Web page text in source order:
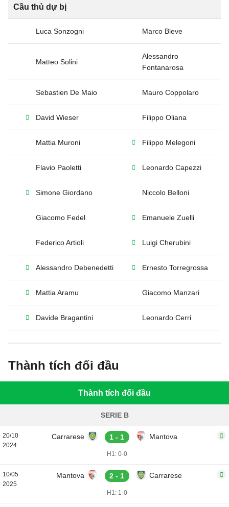
Cầu thủ dự bị
Luca Sonzogni Marco Bleve
Matteo Solini
Alessandro
Fontanarosa
Sebastien De Maio Mauro Coppolaro
David Wieser Filippo Oliana
Mattia Muroni Filippo Melegoni
Flavio Paoletti Leonardo Capezzi
Simone Giordano Niccolo Belloni
Giacomo Fedel Emanuele Zuelli
Federico Artioli Luigi Cherubini
Alessandro Debenedetti Ernesto Torregrossa
Mattia Aramu Giacomo Manzari
Davide Bragantini Leonardo Cerri
Thành tích đối đầu
Thành tích đối đầu
SERIE B
20/10
2024
Carrarese 1 - 1 Mantova
H1: 0-0
10/05
2025
Mantova 2 - 1 Carrarese
H1: 1-0